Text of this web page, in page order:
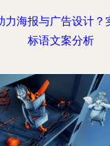
力海报与广告设计？
标语文案分析